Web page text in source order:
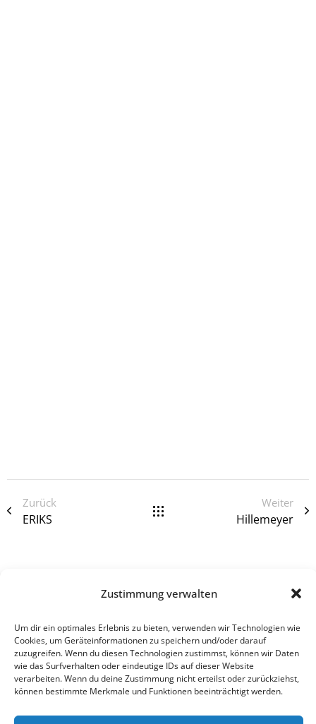
Zustimmung verwalten
Um dir ein optimales Erlebnis zu bieten, verwenden wir Technologien wie
Cookies, um Geräteinformationen zu speichern und/oder darauf
zuzugreifen. Wenn du diesen Technologien zustimmst, können wir Daten
wie das Surfverhalten oder eindeutige IDs auf dieser Website
verarbeiten. Wenn du deine Zustimmung nicht erteilst oder zurückziehst,
können bestimmte Merkmale und Funktionen beeinträchtigt werden.
Zurück
ERIKS
Weiter
Hillemeyer
Einrichtung ist nur ein Teil moderner Arbeitswelten – entdecken
Sie auch unsere digitalen Lösungen für vernetztes und effizientes
Arbeiten.